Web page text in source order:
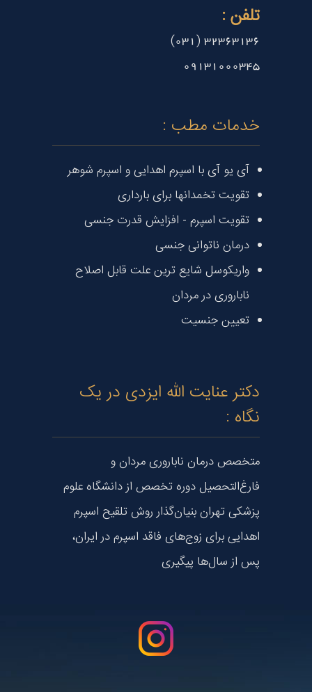
تلفن :
32363136 (031)
09131000345
خدمات مطب :
آی یو آی با اسپرم اهدایی و اسپرم شوهر
تقویت تخمدانها برای بارداری
تقویت اسپرم - افزایش قدرت جنسی
درمان ناتوانی جنسی
واریکوسل شایع ترین علت قابل اصلاح
ناباروری در مردان
تعیین جنسیت
دکتر عنایت الله ایزدی در یک
نگاه :
متخصص درمان ناباروری مردان و
فارغ‌التحصیل دوره تخصص از دانشگاه علوم
پزشکی تهران بنیان‌گذار روش تلقیح اسپرم
اهدایی برای زوج‌های فاقد اسپرم در ایران،
پس از سال‌ها پیگیری